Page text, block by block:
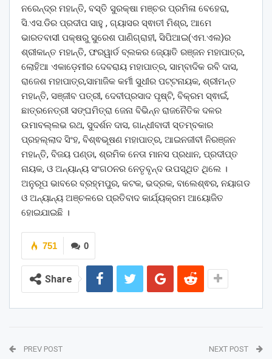
ନରେନ୍ଦ୍ର ମହାନ୍ତି, ବସ୍ତି ସୁରକ୍ଷା ମଞ୍ଚର ପ୍ରମିଳା ବେହେରା,
ସି.ଏସ.ଡିର ପ୍ରଦୀପ ସାହୁ , ଗ୍ୟାସର ସ୍ଵାତୀ ମିଶ୍ର, ଆମେ
ଭାରତବାସୀ ପକ୍ଷରୁ ସୁରେଶ ପାଣିଗ୍ରାହୀ, ସିପିଆଇ(ଏମ.ଏଲ)ର
ଶ୍ରୀକାନ୍ତ ମହାନ୍ତି, ଫରୱାର୍ଡ ବ୍ଲକର ଜ୍ୟୋତି ରଞ୍ଜନ ମହାପାତ୍ର,
ଲୋହିଆ ଏକାଡ଼େମୀର ଦେବରାୟ ମହାପାତ୍ର, ସାମ୍ବାଦିକ ରବି ଦାସ,
ରାଜେଶ ମହାପାତ୍ର,ସାମାଜିକ କର୍ମୀ ସୁଧୀର ପଟ୍ଟନାୟକ, ଶ୍ରୀମନ୍ତ
ମହାନ୍ତି, ସଞ୍ଜୀବ ପତ୍ରୀ, ଦେବୀପ୍ରସାଦ ପୃଷ୍ଟି, ବିକ୍ରମ ସ୍ଵାଇଁ,
ଛାତ୍ରନେତ୍ରୀ ସଙ୍ଘମିତ୍ରା ଜେନା ବିଭିନ୍ନ ରାଜନୈତିକ ଦଳର
ଉମାବଲ୍ଲଭ ରଥ, ସୁଦର୍ଶନ ଦାସ, ଗାନ୍ଧୀବାଦୀ ସ୍ତମ୍ବକାର
ପ୍ରହଲ୍ଲାଦ ସିଂହ, ବିଶ୍ଵଭୂଷଣ ମହାପାତ୍ର, ଆଇନଜୀବୀ ନିରଞ୍ଜନ
ମହାନ୍ତି, ବିଜୟ ପଣ୍ଡା, ଶ୍ରମିକ ନେତା ମାନସ ପ୍ରଧାନ, ପ୍ରଦୀପ୍ତ
ନାୟକ, ଓ ଅନ୍ୟାନ୍ୟ ସଂଗଠନର ନେତୃବୃନ୍ଦ ଉପସ୍ଥିତ ଥିଲେ ।
ଅନୁରୂପ ଭାବରେ ବ୍ରହ୍ମପୁର, କଟକ, ଭଦ୍ରକ, ବାଲେଶ୍ଵର, ନୟାଗଡ
ଓ ଅନ୍ୟାନ୍ୟ ଅଞ୍ଚଳରେ ପ୍ରତିବାଦ କାର୍ଯ୍ୟକ୍ରମ ଆୟୋଜିତ
ହୋଇଯାଇଛି ।
0
751
Share
PREV POST NEXT POST